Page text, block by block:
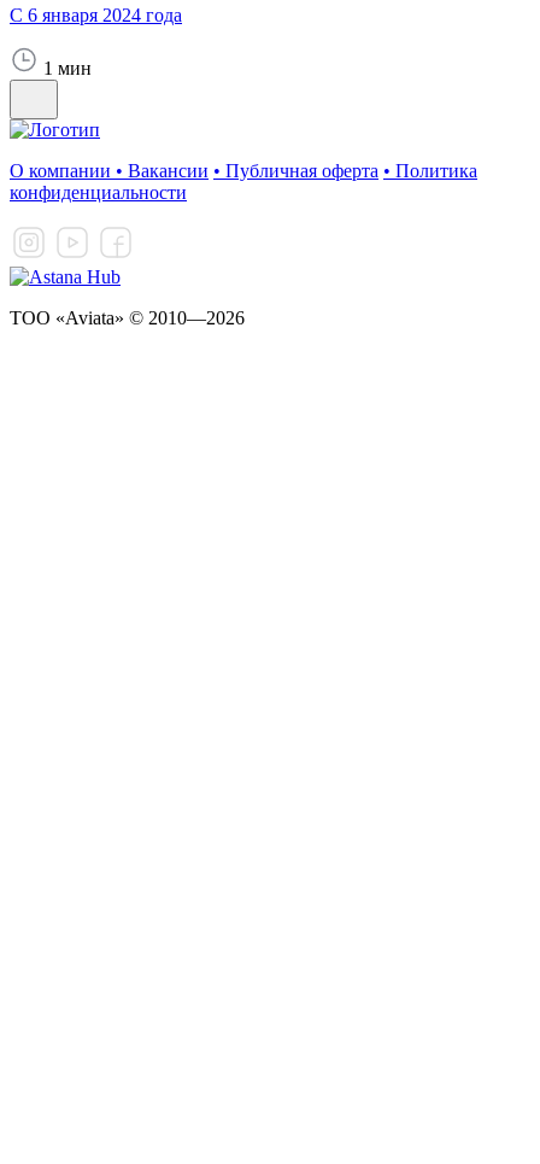
С 6 января 2024 года
1 мин
О компании • Вакансии • Публичная оферта • Политика
конфиденциальности
ТОО «Aviata» © 2010—2026